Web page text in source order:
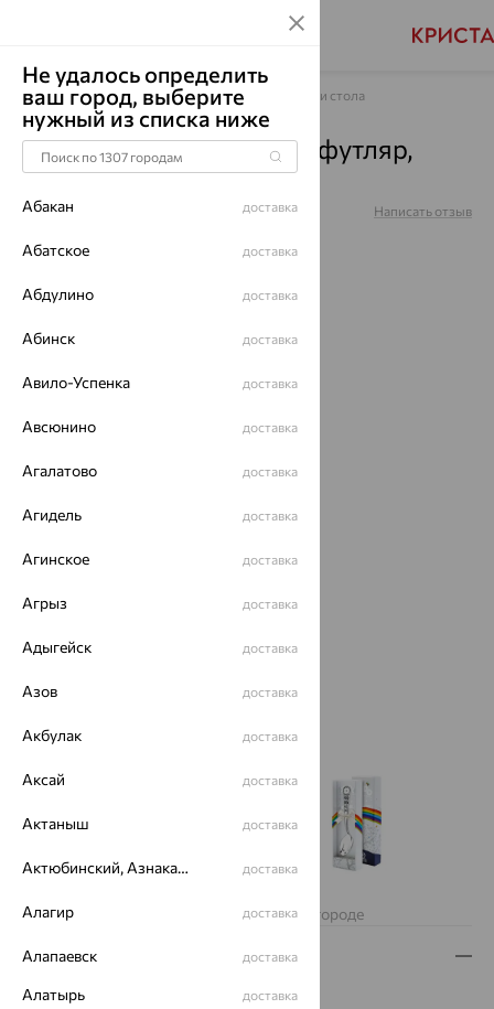
Главная Каталог Предметы для сервировки стола
Ложка "Утята" с черн. + футляр,
серебро, 1179ЛЖ05806
Артикул: Написать отзыв
Изделие недоступно для заказа в вашем городе
Описание
Вид изделия:
Не удалось определить
ваш город, выберите
нужный из списка ниже
Абакан доставка
Абатское доставка
Абдулино доставка
Абинск доставка
Авило-Успенка доставка
Авсюнино доставка
Агалатово доставка
Агидель доставка
Агинское доставка
Агрыз доставка
Адыгейск доставка
Азов доставка
Акбулак доставка
Аксай доставка
Актаныш доставка
Актюбинский, Азнакаевский район доставка
Алагир доставка
Алапаевск доставка
Алатырь доставка